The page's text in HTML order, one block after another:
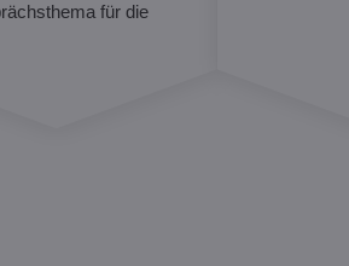
für die